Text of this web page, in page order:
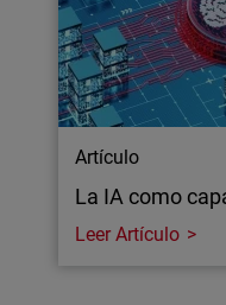
Artículo
La IA como
Leer Artículo